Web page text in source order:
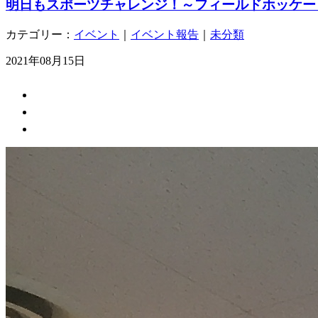
明日もスポーツチャレンジ！～フィールドホッケ
カテゴリー： イベント イベント報告 未分類
2021年08月15日